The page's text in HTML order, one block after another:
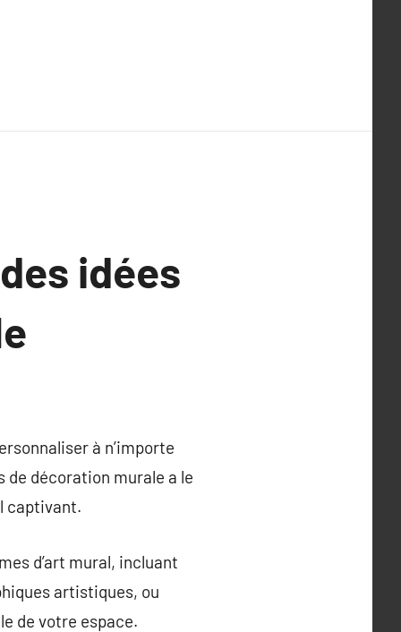
idées
à n’importe
de décoration murale a le
captivant.
d’art mural, incluant
artistiques, ou
de votre espace.